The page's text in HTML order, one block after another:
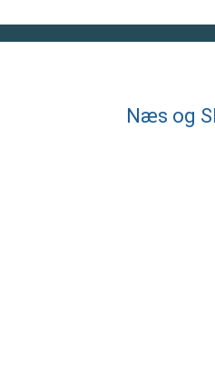
Næs og